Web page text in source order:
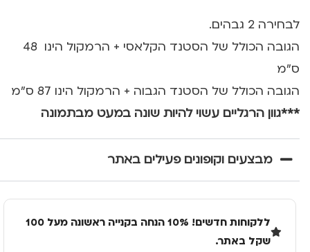
לבחירה 2 גבהים.
הגובה הכולל של הסטנד הקלאסי + הרמקול הינו 48
ס"מ
הגובה הכולל של הסטנד הגבוה + הרמקול הינו 87 ס"מ
***גוון הרגליים עשוי להיות שונה במעט מבתמונה
מבצעים וקופונים פעילים באתר
ללקוחות חדשים! 10% הנחה בקנייה ראשונה מעל 100
שקל באתר.